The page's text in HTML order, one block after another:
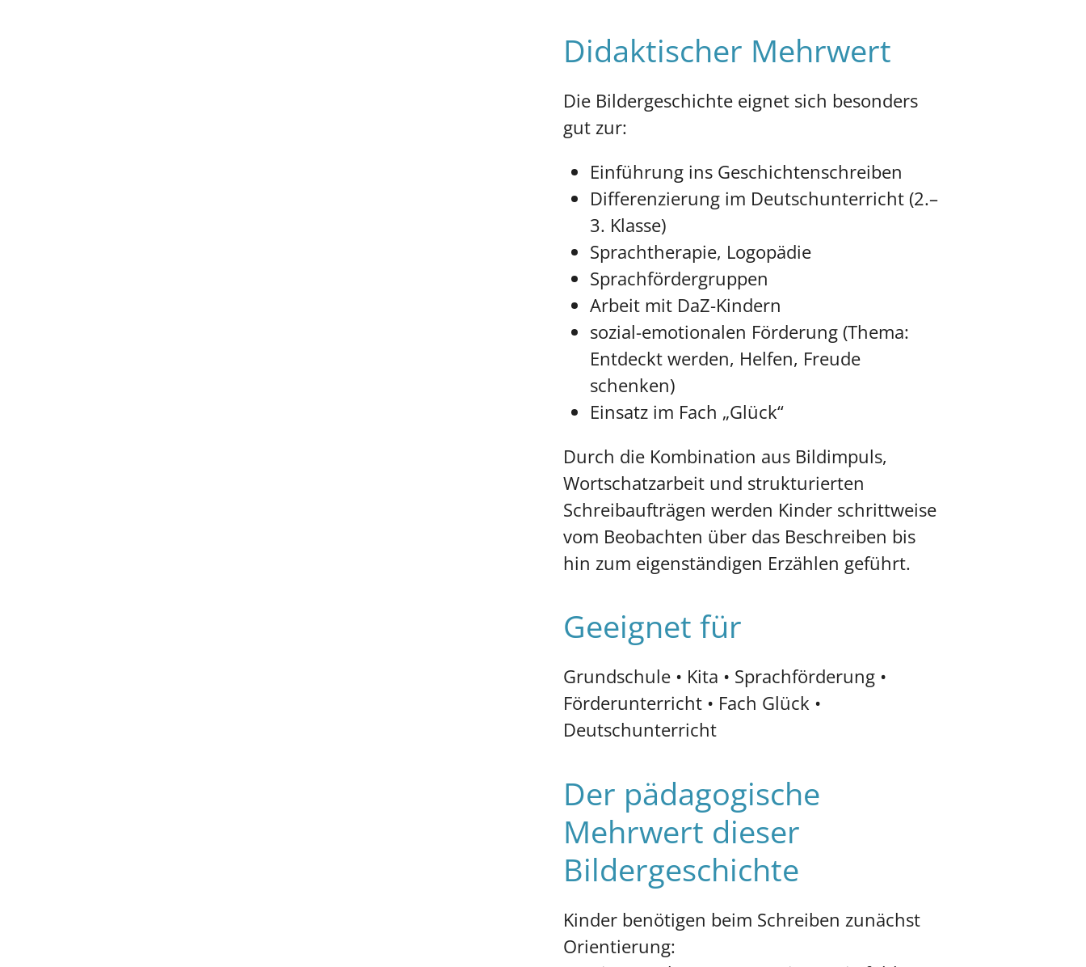
Didaktischer Mehrwert
Die Bildergeschichte eignet sich besonders
gut zur:
Einführung ins Geschichtenschreiben
Differenzierung im Deutschunterricht (2.–
3. Klasse)
Sprachtherapie, Logopädie
Sprachfördergruppen
Arbeit mit DaZ-Kindern
sozial-emotionalen Förderung (Thema:
Entdeckt werden, Helfen, Freude
schenken)
Einsatz im Fach „Glück“
Durch die Kombination aus Bildimpuls,
Wortschatzarbeit und strukturierten
Schreibaufträgen werden Kinder schrittweise
vom Beobachten über das Beschreiben bis
hin zum eigenständigen Erzählen geführt.
Geeignet für
Grundschule • Kita • Sprachförderung •
Förderunterricht • Fach Glück •
Deutschunterricht
Der pädagogische
Mehrwert dieser
Bildergeschichte
Kinder benötigen beim Schreiben zunächst
Orientierung: